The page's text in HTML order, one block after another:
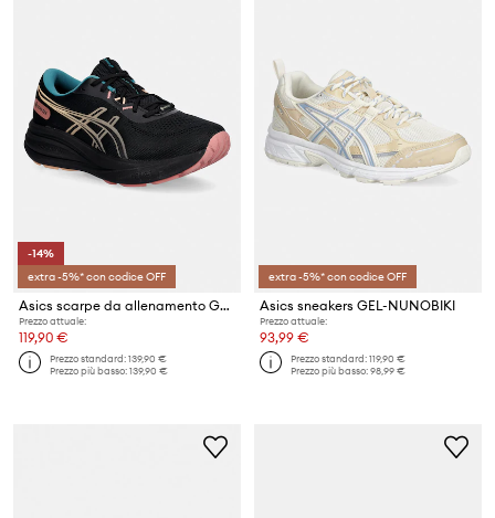
-14%
extra -5%* con codice OFF
Asics scarpe da allenamento GEL-PULSE 17 GTX
Prezzo attuale:
119,90 €
Prezzo standard:139,90 €
Prezzo più basso:139,90 €
extra -5%* con codice OFF
Asics sneakers GEL-NUNOBIKI
Prezzo attuale:
93,99 €
Prezzo standard:119,90 €
Prezzo più basso:98,99 €